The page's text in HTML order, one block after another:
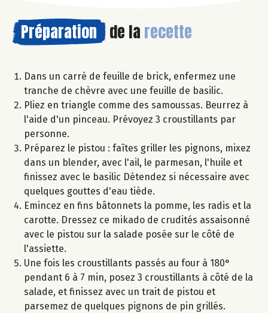
Préparation de la recette
Dans un carré de feuille de brick, enfermez une
tranche de chèvre avec une feuille de basilic.
Pliez en triangle comme des samoussas. Beurrez à
l'aide d'un pinceau. Prévoyez 3 croustillants par
personne.
Préparez le pistou : faîtes griller les pignons, mixez
dans un blender, avec l'ail, le parmesan, l'huile et
finissez avec le basilic Détendez si nécessaire avec
quelques gouttes d'eau tiède.
Emincez en fins bâtonnets la pomme, les radis et la
carotte. Dressez ce mikado de crudités assaisonné
avec le pistou sur la salade posée sur le côté de
l'assiette.
Une fois les croustillants passés au four à 180°
pendant 6 à 7 min, posez 3 croustillants à côté de la
salade, et finissez avec un trait de pistou et
parsemez de quelques pignons de pin grillés.